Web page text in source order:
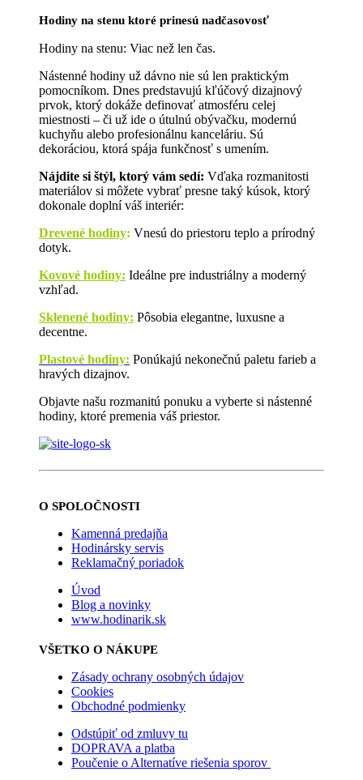
Hodiny na stenu ktoré prinesú nadčasovosť
Hodiny na stenu: Viac než len čas.
Nástenné hodiny už dávno nie sú len praktickým
pomocníkom. Dnes predstavujú kľúčový dizajnový
prvok, ktorý dokáže definovať atmosféru celej
miestnosti – či už ide o útulnú obývačku, modernú
kuchyňu alebo profesionálnu kanceláriu. Sú
dekoráciou, ktorá spája funkčnosť s umením.
Nájdite si štýl, ktorý vám sedí: Vďaka rozmanitosti
materiálov si môžete vybrať presne taký kúsok, ktorý
dokonale doplní váš interiér:
Drevené hodiny: Vnesú do priestoru teplo a prírodný
dotyk.
Kovové hodiny: Ideálne pre industriálny a moderný
vzhľad.
Sklenené hodiny: Pôsobia elegantne, luxusne a
decentne.
Plastové hodiny: Ponúkajú nekonečnú paletu farieb a
hravých dizajnov.
Objavte našu rozmanitú ponuku a vyberte si nástenné
hodiny, ktoré premenia váš priestor.
O SPOLOČNOSTI
Kamenná predajňa
Hodinársky servis
Reklamačný poriadok
Úvod
Blog a novinky
www.hodinarik.sk
VŠETKO O NÁKUPE
Zásady ochrany osobných údajov
Cookies
Obchodné podmienky
Odstúpiť od zmluvy tu
DOPRAVA a platba
Poučenie o Alternatíve riešenia sporov